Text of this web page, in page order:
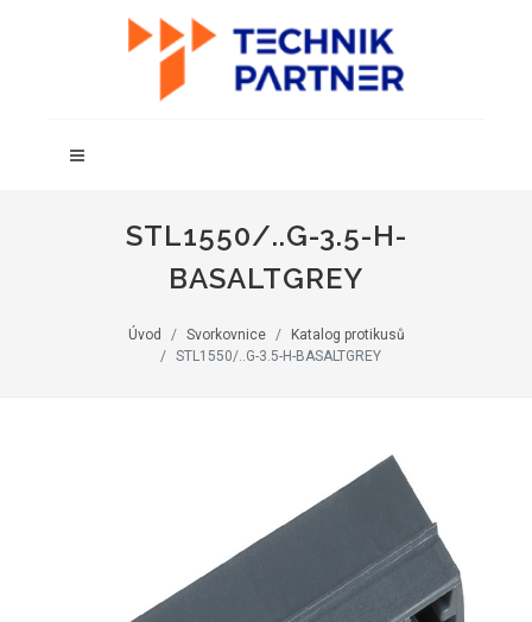
STL1550/..G-3.5-H-
BASALTGREY
Úvod Svorkovnice
Katalog protikusů
STL1550/..G-3.5-H-BASALTGREY